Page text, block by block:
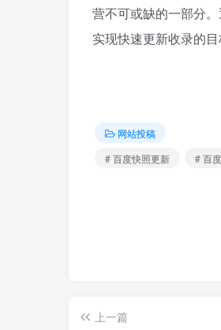
营不可或缺的一部分
实现快速更新收录的
网站投稿
# 百度快照更新
# 百
上一篇